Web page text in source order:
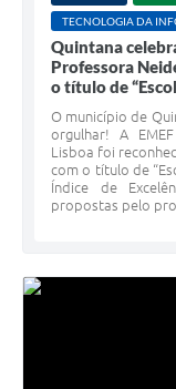
TECNOLOGIA DA
Quintana
Professora
o título de
O município de
orgulhar! A
Lisboa foi
com o título de
Índice de
propostas pelo